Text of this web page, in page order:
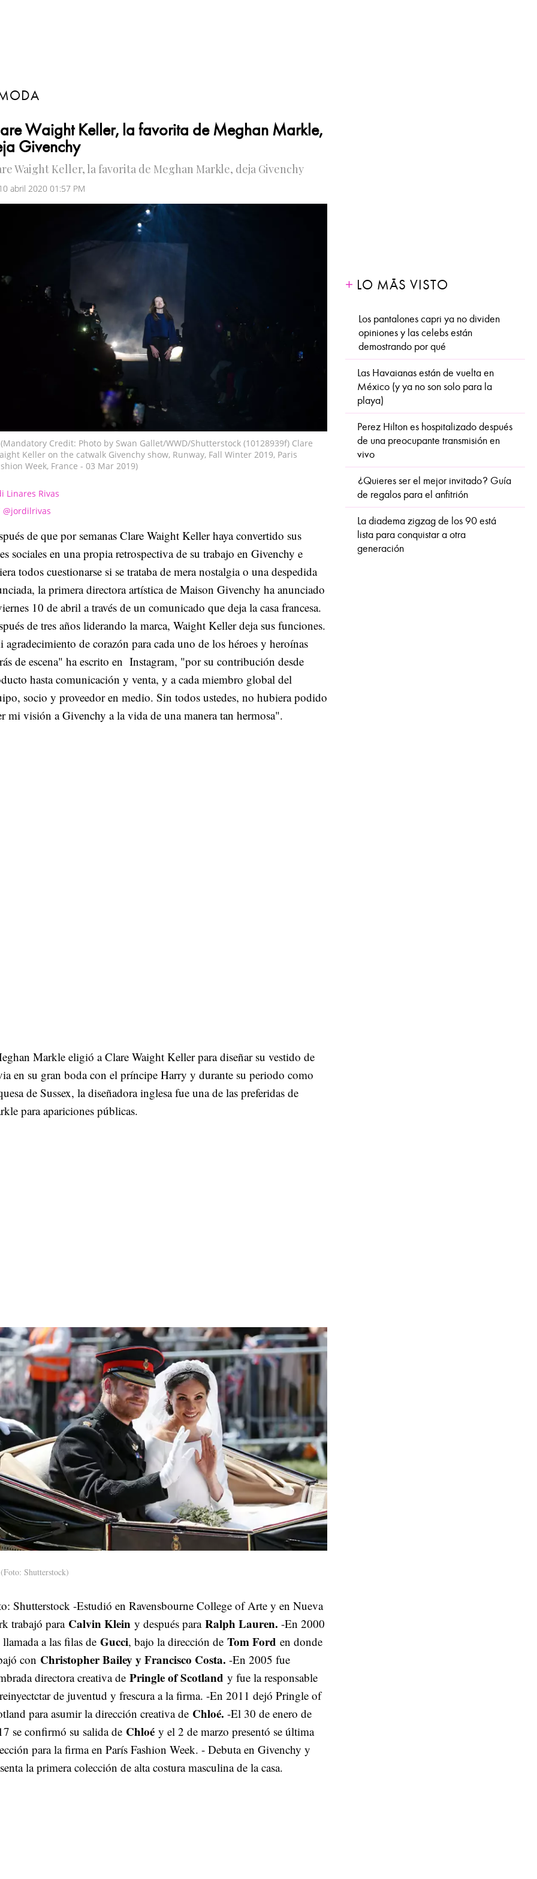
Waight Keller, la favorita de Meghan Markle,
Givenchy
Waight Keller, la favorita de Meghan Markle, deja Givenchy
abril 2020 01:57 PM
(Mandatory Credit: Photo by Swan Gallet/WWD/Shutterstock (10128939f) Clare
Keller on the catwalk Givenchy show, Runway, Fall Winter 2019, Paris
Week, France - 03 Mar 2019)
Linares Rivas
@jordilrivas
de que por semanas Clare Waight Keller haya convertido sus
sociales en una propia retrospectiva de su trabajo en Givenchy e
todos cuestionarse si se trataba de mera nostalgia o una despedida
la primera directora artística de Maison Givenchy ha anunciado
10 de abril a través de un comunicado que deja la casa francesa.
de tres años liderando la marca, Waight Keller deja sus funciones.
agradecimiento de corazón para cada uno de los héroes y heroínas
de escena" ha escrito en Instagram, "por su contribución desde
hasta comunicación y venta, y a cada miembro global del
socio y proveedor en medio. Sin todos ustedes, no hubiera podido
mi visión a Givenchy a la vida de una manera tan hermosa".
Markle eligió a Clare Waight Keller para diseñar su vestido de
en su gran boda con el príncipe Harry y durante su periodo como
de Sussex, la diseñadora inglesa fue una de las preferidas de
para apariciones públicas.
(Foto: Shutterstock)
Shutterstock -Estudió en Ravensbourne College of Arte y en Nueva
trabajó paraCalvin Klein y después para Ralph Lauren. -En 2000
a las filas de Gucci, bajo la dirección de Tom Ford en donde
con Christopher Bailey y Francisco Costa. -En 2005 fue
directora creativa de Pringle of Scotland y fue la responsable
de juventud y frescura a la firma. -En 2011 dejó Pringle of
para asumir la dirección creativa de Chloé. -El 30 de enero de
se confirmó su salida de Chloé y el 2 de marzo presentó se última
para la firma en París Fashion Week. - Debuta en Givenchy y
la primera colección de alta costura masculina de la casa.
LO MÁS VISTO
Los pantalones capri ya no dividen
opiniones y las celebs están
demostrando por qué
Las Havaianas están de vuelta en
México (y ya no son solo para la
playa)
Perez Hilton es hospitalizado después
de una preocupante transmisión en
vivo
¿Quieres ser el mejor invitado? Guía
de regalos para el anfitrión
La diadema zigzag de los 90 está
lista para conquistar a otra
generación